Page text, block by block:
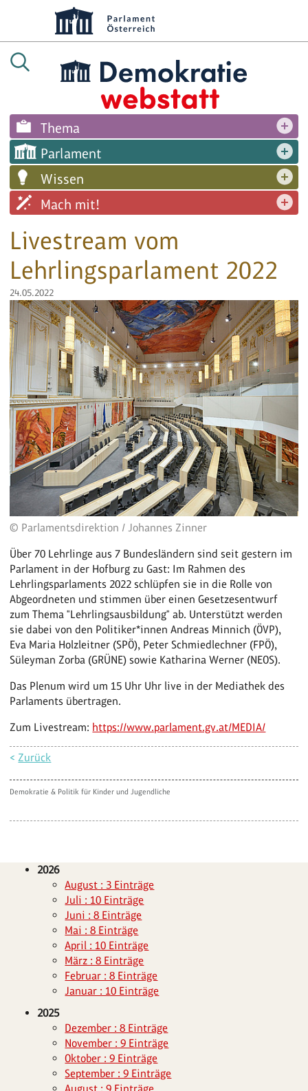
Thema
Parlament
Wissen
Mach mit!
Livestream vom
Lehrlingsparlament 2022
24.05.2022
© Parlamentsdirektion / Johannes Zinner
Über 70 Lehrlinge aus 7 Bundesländern sind seit gestern im
Parlament in der Hofburg zu Gast: Im Rahmen des
Lehrlingsparlaments 2022 schlüpfen sie in die Rolle von
Abgeordneten und stimmen über einen Gesetzesentwurf
zum Thema "Lehrlingsausbildung" ab. Unterstützt werden
sie dabei von den Politiker*innen Andreas Minnich (ÖVP),
Eva Maria Holzleitner (SPÖ), Peter Schmiedlechner (FPÖ),
Süleyman Zorba (GRÜNE) sowie Katharina Werner (NEOS).
Das Plenum wird um 15 Uhr Uhr live in der Mediathek des
Parlaments übertragen.
Zum Livestream: https://www.parlament.gv.at/MEDIA/
<Zurück
Demokratie & Politik für Kinder und Jugendliche
2026
August : 3 Einträge
Juli : 10 Einträge
Juni : 8 Einträge
Mai : 8 Einträge
April : 10 Einträge
März : 8 Einträge
Februar : 8 Einträge
Januar : 10 Einträge
2025
Dezember : 8 Einträge
November : 9 Einträge
Oktober : 9 Einträge
September : 9 Einträge